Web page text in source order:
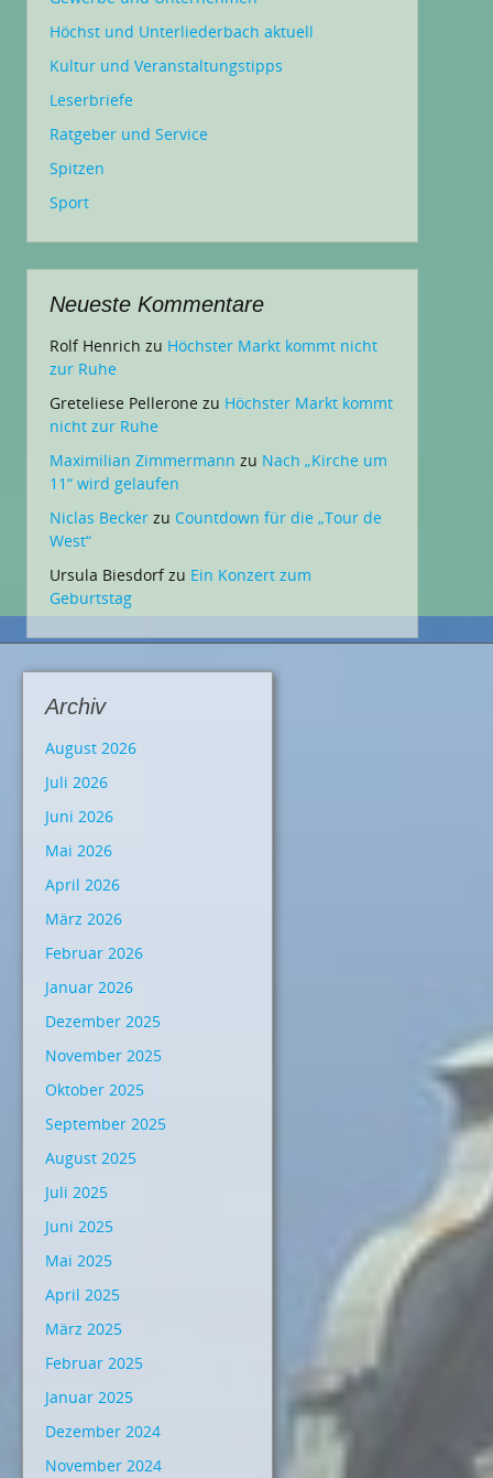
Höchst und Unterliederbach aktuell
Kultur und Veranstaltungstipps
Leserbriefe
Ratgeber und Service
Spitzen
Sport
Neueste Kommentare
Rolf Henrich zu Höchster Markt kommt nicht
zur Ruhe
Greteliese Pellerone zu Höchster Markt kommt
nicht zur Ruhe
Maximilian Zimmermann zu Nach „Kirche um
11“ wird gelaufen
Niclas Becker zu Countdown für die „Tour de
West“
Ursula Biesdorfzu Ein Konzert zum
Geburtstag
Archiv
August 2026
Juli 2026
Juni 2026
Mai 2026
April 2026
März 2026
Februar 2026
Januar 2026
Dezember 2025
November 2025
Oktober 2025
September 2025
August 2025
Juli 2025
Juni 2025
Mai 2025
April 2025
März 2025
Februar 2025
Januar 2025
Dezember 2024
November 2024